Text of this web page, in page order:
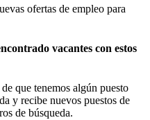
ofertas de empleo para
vacantes con estos
que tenemos algún puesto
y recibe nuevos puestos de
de búsqueda.